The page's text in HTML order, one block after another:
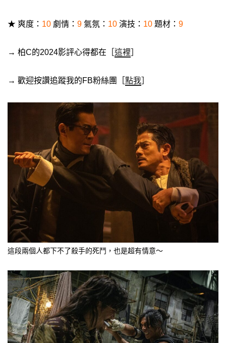
★ 爽度： 10 劇情： 9 氣氛： 10 演技： 10 題材： 9
→ 柏C的2024影評心得都在［ 這裡
→ 歡迎按讚追蹤我的FB粉絲團［ 點我
這段兩個人都下不了殺手的死鬥，也是超有情意～